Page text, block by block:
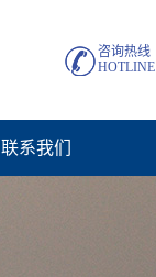
咨询热线
HOTLINE
联系我们